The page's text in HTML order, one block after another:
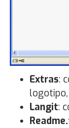
Extras:
Langit: